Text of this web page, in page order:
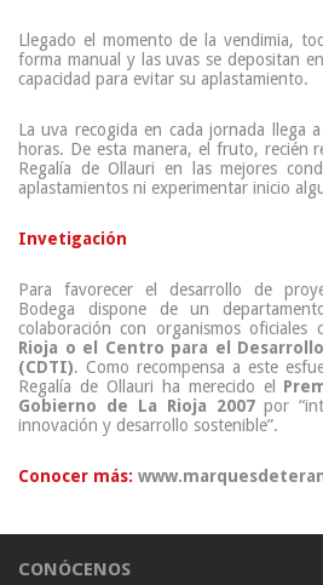
Llegado el momento de la vendimia,
forma manual y las uvas se depositan
capacidad para evitar su aplastamiento.
La uva recogida en cada jornada llega
horas. De esta manera, el fruto, recién
Regalía de Ollauri en las mejores
aplastamientos ni experimentar inicio
Invetigación
Para favorecer el desarrollo de
Bodega dispone de un
colaboración con organismos oficiales
Rioja o el Centro para el
(CDTI). Como recompensa a este
Regalía de Ollauri ha merecido el
Gobierno de La Rioja 2007por
innovación y desarrollo sostenible”.
Conocer más:
CONÓCENOS